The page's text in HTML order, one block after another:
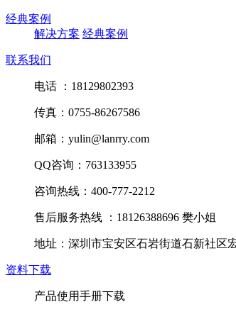
经典案例
解决方案 经典案例
联系我们
电话 ：18129802393
传真：0755-86267586
邮箱：yulin@lanrry.com
QQ咨询：763133955
咨询热线：400-777-2212
售后服务热线 ：18126388696 樊小姐
地址：深圳市宝安区石岩街道石新社区
资料下载
产品使用手册下载